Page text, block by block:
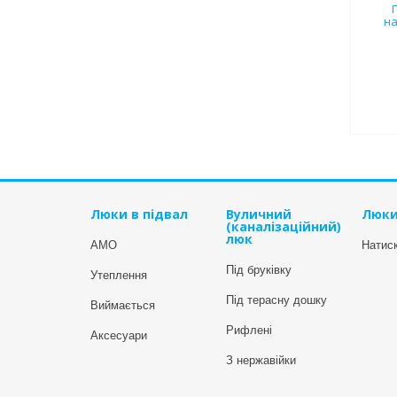
Люки в підвал
АМО
Утеплення
Виймається
Аксесуари
Вуличний
(каналізаційний)
люк
Під бруківку
Під терасну дошку
Рифлені
З нержавійки